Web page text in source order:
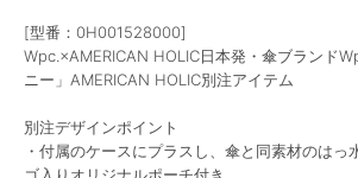
[型番：0H001528000]
Wpc.×AMERICAN HOLIC日本発・傘ブランド
ニー」AMERICAN HOLIC別注アイテム
別注デザインポイント
・付属のケースにプラスし、傘と同素材のはっ